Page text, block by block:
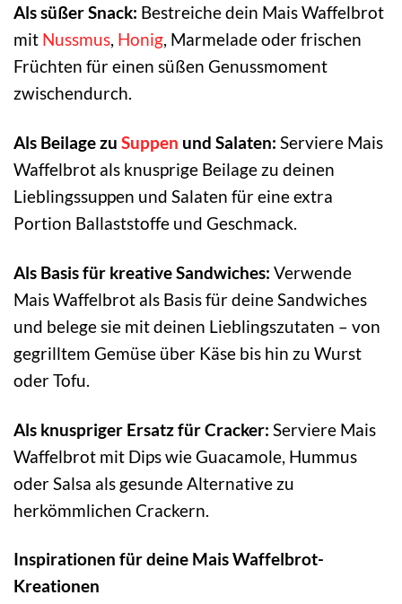
Als süßer Snack: Bestreiche dein Mais Waffelbrot
mit Nussmus, Honig, Marmelade oder frischen
Früchten für einen süßen Genussmoment
zwischendurch.
Als Beilage zu Suppen und Salaten: Serviere Mais
Waffelbrot als knusprige Beilage zu deinen
Lieblingssuppen und Salaten für eine extra
Portion Ballaststoffe und Geschmack.
Als Basis für kreative Sandwiches: Verwende
Mais Waffelbrot als Basis für deine Sandwiches
und belege sie mit deinen Lieblingszutaten – von
gegrilltem Gemüse über Käse bis hin zu Wurst
oder Tofu.
Als knuspriger Ersatz für Cracker: Serviere Mais
Waffelbrot mit Dips wie Guacamole, Hummus
oder Salsa als gesunde Alternative zu
herkömmlichen Crackern.
Inspirationen für deine Mais Waffelbrot-
Kreationen